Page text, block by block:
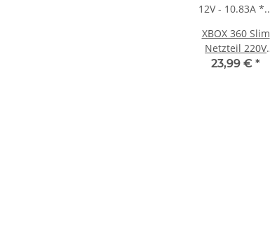
XBOX 360 Slim
Netzteil 220V
135 Watt - 12V -
23,99 € *